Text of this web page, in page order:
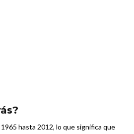
hasta 2012, lo que significa que